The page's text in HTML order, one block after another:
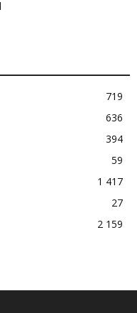
719
636
394
59
1 417
27
2 159